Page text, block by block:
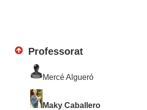
Professorat
Mercé Algueró
Maky Caballero